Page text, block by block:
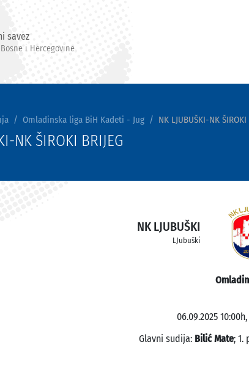
savez
i Hercegovine
Omladinska liga BiH Kadeti - Jug NK LJUBUŠKI-NK ŠIROKI
NK ŠIROKI BRIJEG
NK LJUBUŠKI
LJubuški
06.09.2025
Glavni sudija: Bilić Mate; 1.